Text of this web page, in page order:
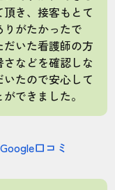
き、接客もとて
がたかったで
いた看護師の方
などを確認しな
たので安心して
できました。
口コミ